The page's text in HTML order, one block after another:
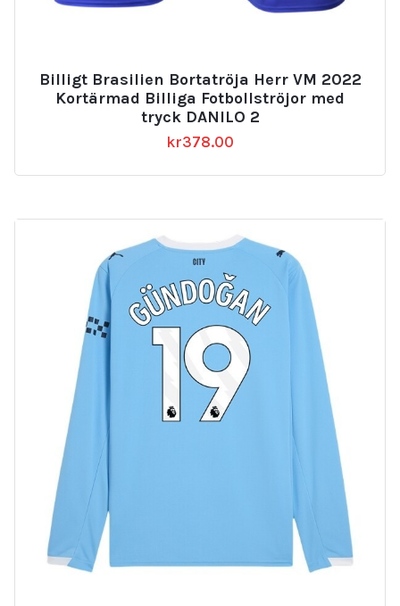
Billigt Brasilien Bortatröja Herr VM 2022
Kortärmad Billiga Fotbollströjor med
tryck DANILO 2
kr378.00